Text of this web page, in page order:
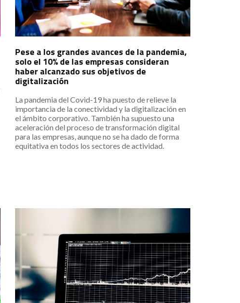
Pese a los grandes avances de la pandemia,
solo el 10% de las empresas consideran
haber alcanzado sus objetivos de
digitalización
La pandemia del Covid-19 ha puesto de relieve la
importancia de la conectividad y la digitalización en
el ámbito corporativo. También ha supuesto una
aceleración del proceso de transformación digital
para las empresas, aunque no se ha dado de forma
equitativa en todos los sectores de actividad.